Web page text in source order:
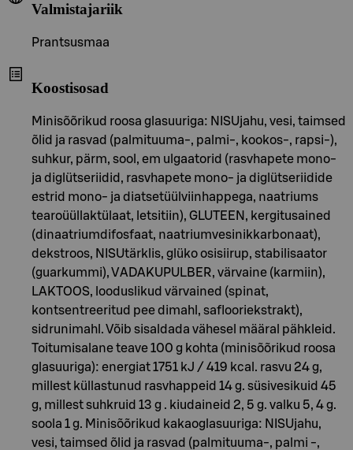
Valmistajariik
Prantsusmaa
Koostisosad
Minisõõrikud roosa glasuuriga: NISUjahu, vesi, taimsed
õlid ja rasvad (palmituuma-, palmi-, kookos-, rapsi-),
suhkur, pärm, sool, em ulgaatorid (rasvhapete mono-
ja diglütseriidid, rasvhapete mono- ja diglütseriidide
estrid mono- ja diatsetüülviinhappega, naatriums
tearoüüllaktülaat, letsitiin), GLUTEEN, kergitusained
(dinaatriumdifosfaat, naatriumvesinikkarbonaat),
dekstroos, NISUtärklis, glüko osisiirup, stabilisaator
(guarkummi), VADAKUPULBER, värvaine (karmiin),
LAKTOOS, looduslikud värvained (spinat,
kontsentreeritud pee dimahl, saflooriekstrakt),
sidrunimahl. Võib sisaldada vähesel määral pähkleid.
Toitumisalane teave 100 g kohta (minisõõrikud roosa
glasuuriga): energiat 1751 kJ / 419 kcal. rasvu 24 g,
millest küllastunud rasvhappeid 14 g. süsivesikuid 45
g, millest suhkruid 13 g . kiudaineid 2, 5 g. valku 5, 4 g.
soola 1 g. Minisõõrikud kakaoglasuuriga: NISUjahu,
vesi, taimsed õlid ja rasvad (palmituuma-, palmi -,